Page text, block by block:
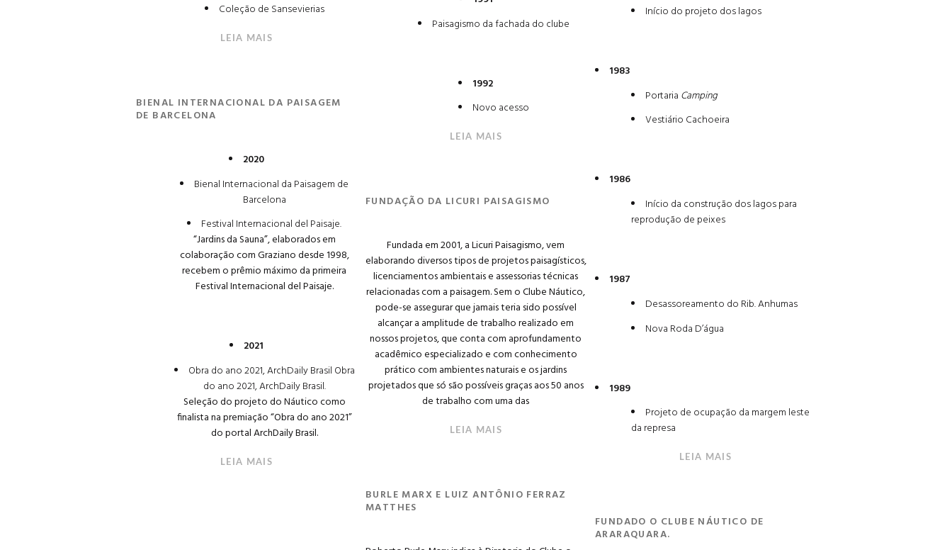
Coleção de Sansevierias
LEIA MAIS
Paisagismo da fachada do clube
1992
Novo acesso
LEIA MAIS
Início do projeto dos lagos
1983
Portaria Camping
Vestiário Cachoeira
1986
Início da construção dos lagos para
reprodução de peixes
1987
Desassoreamento do Rib. Anhumas
Nova Roda D’água
1989
Projeto de ocupação da margem leste
da represa
LEIA MAIS
BIENAL INTERNACIONAL DA PAISAGEM
DE BARCELONA
2020
Bienal Internacional da Paisagem de
Barcelona
Festival Internacional del Paisaje.
“Jardins da Sauna”, elaborados em
colaboração com Graziano desde 1998,
recebem o prêmio máximo da primeira
Festival Internacional del Paisaje.
2021
Obra do ano 2021, ArchDaily Brasil Obra
do ano 2021, ArchDaily Brasil.
Seleção do projeto do Náutico como
finalista na premiação “Obra do ano 2021”
do portal ArchDaily Brasil.
LEIA MAIS
FUNDAÇÃO DA LICURI PAISAGISMO
Fundada em 2001, a Licuri Paisagismo, vem
elaborando diversos tipos de projetos paisagísticos,
licenciamentos ambientais e assessorias técnicas
relacionadas com a paisagem. Sem o Clube Náutico,
pode-se assegurar que jamais teria sido possível
alcançar a amplitude de trabalho realizado em
nossos projetos, que conta com aprofundamento
acadêmico especializado e com conhecimento
prático com ambientes naturais e os jardins
projetados que só são possíveis graças aos 50 anos
de trabalho com uma das
LEIA MAIS
BURLE MARX E LUIZ ANTÔNIO FERRAZ
MATTHES
FUNDADO O CLUBE NÁUTICO DE
ARARAQUARA.